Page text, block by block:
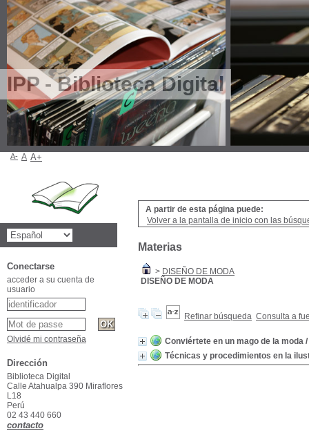
IPP - Biblioteca Digital
A partir de esta página puede:
Volver a la pantalla de inicio con las
Materias
> DISEÑO DE MODA
DISEÑO DE MODA
Refinar búsqueda Consulta a
Conviértete en un mago de la moda
Técnicas y procedimientos en la
A- A A+
Conectarse
acceder a su cuenta de
usuario
Olvidé mi contraseña
Dirección
Biblioteca Digital
Calle Atahualpa 390 Miraflores
L18
Perú
02 43 440 660
contacto